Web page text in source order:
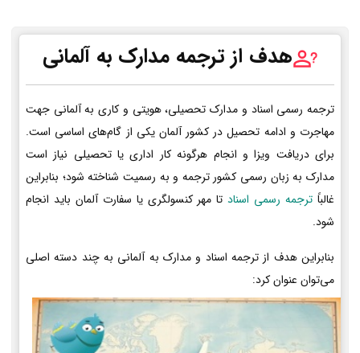
هدف از ترجمه مدارک به آلمانی
ترجمه رسمی اسناد و مدارک تحصیلی، هویتی و کاری به آلمانی جهت
مهاجرت و ادامه تحصیل در کشور آلمان یکی از گام‌های اساسی است.
برای دریافت ویزا و انجام هرگونه کار اداری یا تحصیلی نیاز است
مدارک به زبان رسمی کشور ترجمه و به رسمیت شناخته شود؛ بنابراین
غالباً ترجمه رسمی اسنادتا مهر کنسولگری یا سفارت آلمان باید انجام
شود.
بنابراین هدف از ترجمه اسناد و مدارک به آلمانی به چند دسته اصلی
می‌توان عنوان کرد: